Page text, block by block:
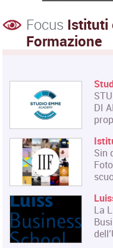
Focus Istituti
Formazione
DI
Sin
La